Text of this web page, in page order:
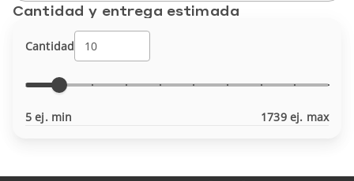
Cantidad y entrega estimada
Cantidad
5 ej. min 1739 ej. max